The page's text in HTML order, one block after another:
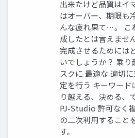
出来たけど品質はイ
はオーバー、期限も
んな疲れ果て…。 こ
成したとは言えませ
完成させるためには
いでしょうか？ 乗り
スクに 最適な 適切
定を行う キーワード
り越える、決める、
PJ-Studio 許可なく
の二次利用すること
す。